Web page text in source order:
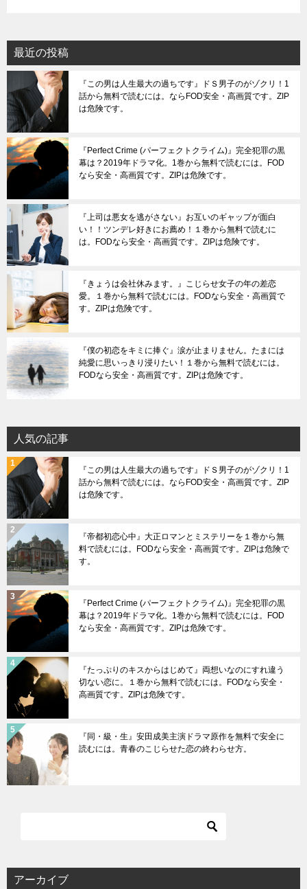
最近の投稿
『この男は人生最大の過ちです』ドＳ男子のがゾクリ！1
話から無料で読むには。ならFOD安全・高画質です。ZIP
は危険です。
『Perfect Crime (パーフェクトクライム)』完全犯罪の黒
幕は？2019年ドラマ化。1巻から無料で読むには。FOD
なら安全・高画質です。ZIPは危険です。
『上司は悪女を逃がさない』お互いのギャップが面白
い！！ツンデレ好きにお薦め！１巻から無料で読むに
は。FODなら安全・高画質です。ZIPは危険です。
『きょうは会社休みます。』こじらせ女子の年の差恋
愛。１巻から無料で読むには。FODなら安全・高画質で
す。ZIPは危険です。
『僕の初恋をキミに捧ぐ』涙が止まりません。たまには
純愛に思いっきり浸りたい！１巻から無料で読むには。
FODなら安全・高画質です。ZIPは危険です。
人気の記事
『この男は人生最大の過ちです』ドＳ男子のがゾクリ！1
話から無料で読むには。ならFOD安全・高画質です。ZIP
は危険です。
『帝都初恋心中』大正ロマンとミステリーを１巻から無
料で読むには。FODなら安全・高画質です。ZIPは危険で
す。
『Perfect Crime (パーフェクトクライム)』完全犯罪の黒
幕は？2019年ドラマ化。1巻から無料で読むには。FOD
なら安全・高画質です。ZIPは危険です。
『たっぷりのキスからはじめて』両想いなのにすれ違う
切ない恋に。１巻から無料で読むには。FODなら安全・
高画質です。ZIPは危険です。
『同・級・生』安田成美主演ドラマ原作を無料で安全に
読むには。青春のこじらせた恋の終わらせ方。
アーカイブ